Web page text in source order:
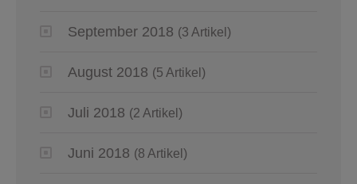
September 2018 (3 Artikel)
August 2018 (5 Artikel)
Juli 2018 (2 Artikel)
Juni 2018 (8 Artikel)